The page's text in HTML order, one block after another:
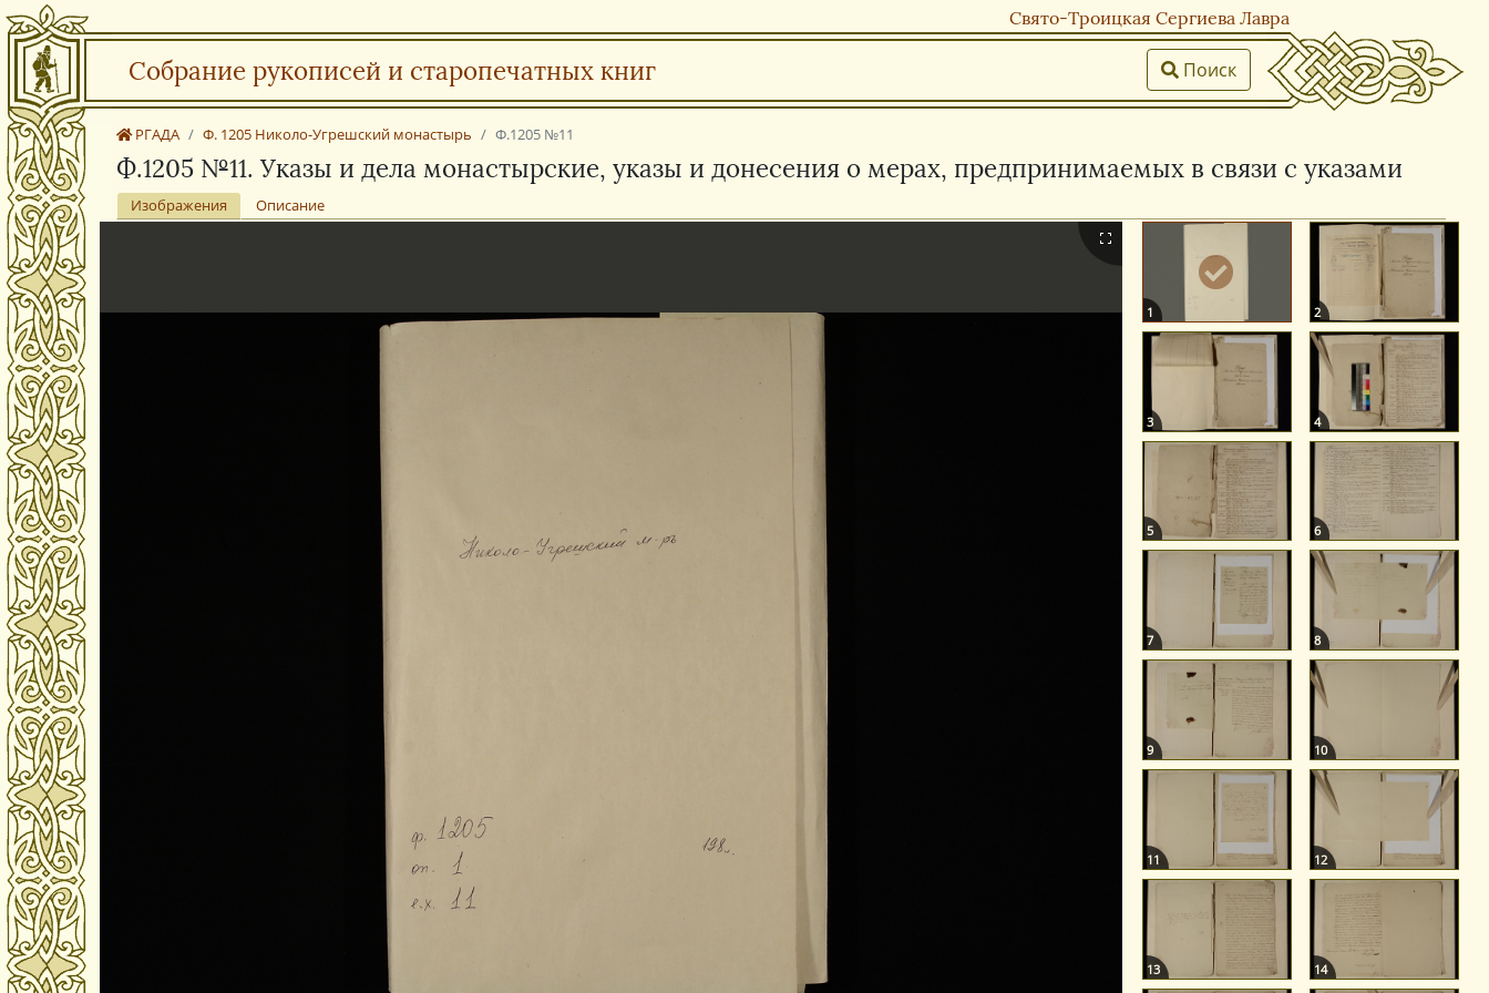
Свято-Троицкая Сергиева Лавра
Собрание рукописей и старопечатных книг Поиск
РГАДА Ф. 1205 Николо-Угрешский монастырь Ф.1205 №11
Ф.1205 №11. Указы и дела монастырские, указы и донесения о мерах, предпринимаемых в связи с указами
Изображения Описание
1 2
3 4
5 6
7 8
9 10
11 12
13 14